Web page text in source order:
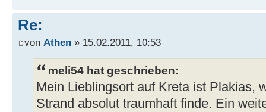
Re:
von Athen » 15.02.2011, 10:53
meli54 hat geschrieben:
Mein Lieblingsort auf Kreta ist Plakias,
Strand absolut traumhaft finde. Ein